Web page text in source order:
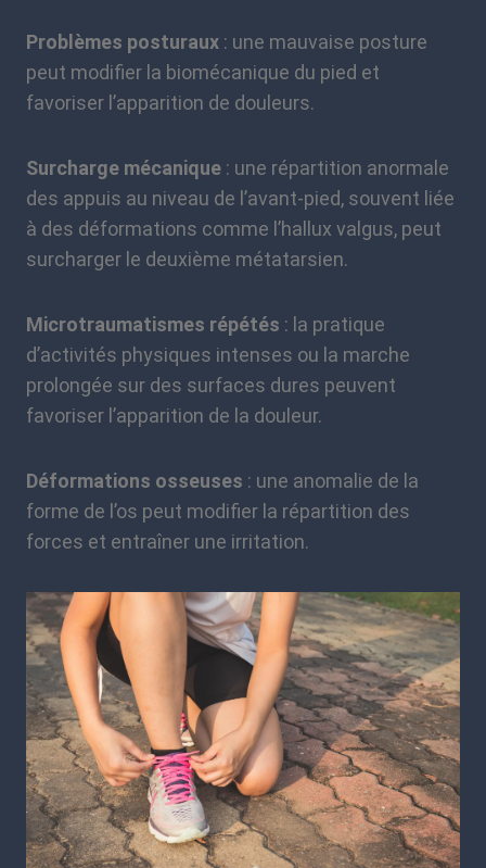
Problèmes posturaux : une mauvaise posture
peut modifier la biomécanique du pied et
favoriser l’apparition de douleurs.
Surcharge mécanique : une répartition anormale
des appuis au niveau de l’avant-pied, souvent liée
à des déformations comme l’hallux valgus, peut
surcharger le deuxième métatarsien.
Microtraumatismes répétés : la pratique
d’activités physiques intenses ou la marche
prolongée sur des surfaces dures peuvent
favoriser l’apparition de la douleur.
Déformations osseuses : une anomalie de la
forme de l’os peut modifier la répartition des
forces et entraîner une irritation.